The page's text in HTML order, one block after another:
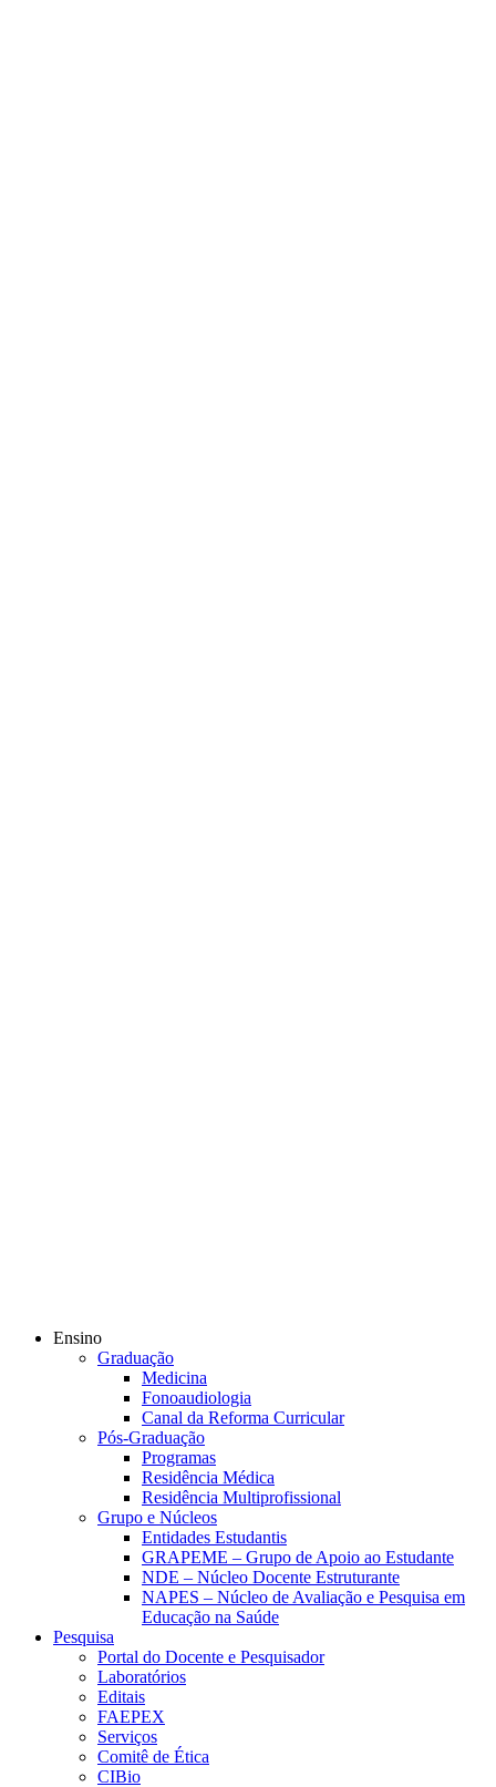
Ensino
Graduação
Medicina
Fonoaudiologia
Canal da Reforma Curricular
Pós-Graduação
Programas
Residência Médica
Residência Multiprofissional
Grupo e Núcleos
Entidades Estudantis
GRAPEME – Grupo de Apoio ao Estudante
NDE – Núcleo Docente Estruturante
NAPES – Núcleo de Avaliação e Pesquisa em
Educação na Saúde
Pesquisa
Portal do Docente e Pesquisador
Laboratórios
Editais
FAEPEX
Serviços
Comitê de Ética
CIBio